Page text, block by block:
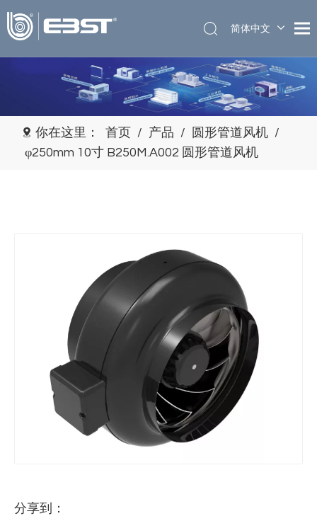
简体中文
你在这里： 首页 / 产品 / 圆形管道风机 /
φ250mm 10寸 B250M.A002 圆形管道风机
分享到：